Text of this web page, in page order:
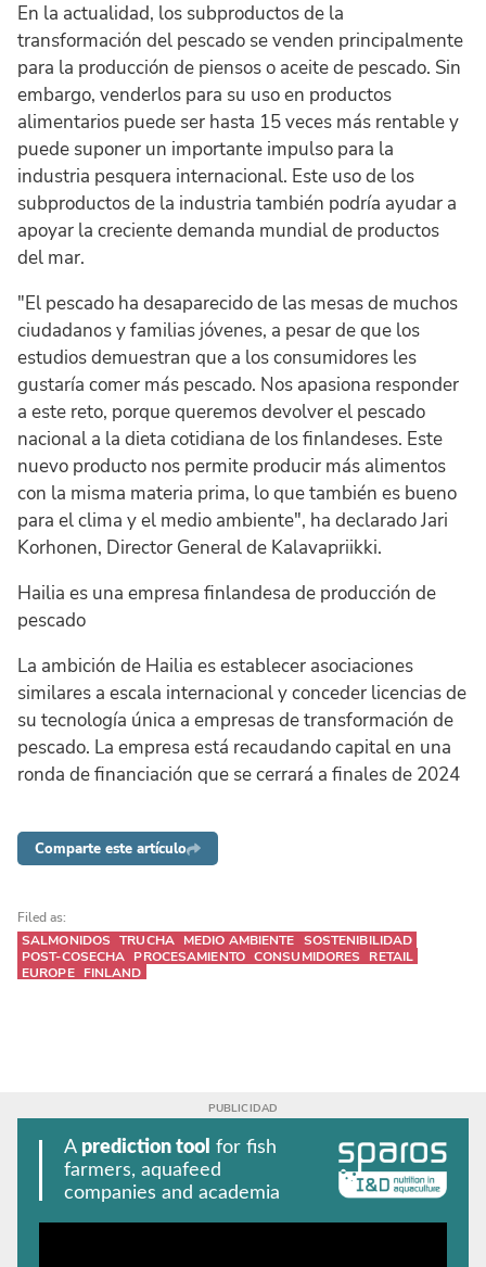
En la actualidad, los subproductos de la
transformación del pescado se venden principalmente
para la producción de piensos o aceite de pescado. Sin
embargo, venderlos para su uso en productos
alimentarios puede ser hasta 15 veces más rentable y
puede suponer un importante impulso para la
industria pesquera internacional. Este uso de los
subproductos de la industria también podría ayudar a
apoyar la creciente demanda mundial de productos
del mar.
"El pescado ha desaparecido de las mesas de muchos
ciudadanos y familias jóvenes, a pesar de que los
estudios demuestran que a los consumidores les
gustaría comer más pescado. Nos apasiona responder
a este reto, porque queremos devolver el pescado
nacional a la dieta cotidiana de los finlandeses. Este
nuevo producto nos permite producir más alimentos
con la misma materia prima, lo que también es bueno
para el clima y el medio ambiente", ha declarado Jari
Korhonen, Director General de Kalavapriikki.
Hailia es una empresa finlandesa de producción de
pescado
La ambición de Hailia es establecer asociaciones
similares a escala internacional y conceder licencias de
su tecnología única a empresas de transformación de
pescado. La empresa está recaudando capital en una
ronda de financiación que se cerrará a finales de 2024
Comparte este artículo
Filed as:
SALMONIDOS TRUCHA MEDIO AMBIENTE SOSTENIBILIDAD
POST-COSECHA PROCESAMIENTO CONSUMIDORES
RETAIL
EUROPE FINLAND
A prediction tool for fish
farmers, aquafeed
companies and academia